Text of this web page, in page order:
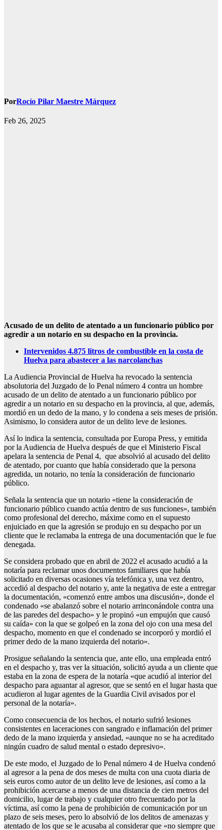
PorRocío Pilar Maestre Márquez
Feb 26, 2025
Acusado de un delito de atentado a un funcionario público por
agredir a un notario en su despacho en la provincia.
Intervenidos 4.875 litros de combustible en la costa de
Huelva para abastecer a las narcolanchas
La Audiencia Provincial de Huelva ha revocado la sentencia
absolutoria del Juzgado de lo Penal número 4 contra un hombre
acusado de un delito de atentado a un funcionario público por
agredir a un notario en su despacho en la provincia, al que, además,
mordió en un dedo de la mano, y lo condena a seis meses de prisión.
Asimismo, lo considera autor de un delito leve de lesiones.
Así lo indica la sentencia, consultada por Europa Press, y emitida
por la Audiencia de Huelva después de que el Ministerio Fiscal
apelara la sentencia de Penal 4, que absolvió al acusado del delito
de atentado, por cuanto que había considerado que la persona
agredida, un notario, no tenía la consideración de funcionario
público.
Señala la sentencia que un notario «tiene la consideración de
funcionario público cuando actúa dentro de sus funciones», también
como profesional del derecho, máxime como en el supuesto
enjuiciado en que la agresión se produjo en su despacho por un
cliente que le reclamaba la entrega de una documentación que le fue
denegada.
Se considera probado que en abril de 2022 el acusado acudió a la
notaría para reclamar unos documentos familiares que había
solicitado en diversas ocasiones vía telefónica y, una vez dentro,
accedió al despacho del notario y, ante la negativa de este a entregar
la documentación, «comenzó entre ambos una discusión», donde el
condenado «se abalanzó sobre el notario arrinconándole contra una
de las paredes del despacho» y le propinó «un empujón que causó
su caída» con la que se golpeó en la zona del ojo con una mesa del
despacho, momento en que el condenado se incorporó y mordió el
primer dedo de la mano izquierda del notario».
Prosigue señalando la sentencia que, ante ello, una empleada entró
en el despacho y, tras ver la situación, solicitó ayuda a un cliente que
estaba en la zona de espera de la notaría «que acudió al interior del
despacho para aguantar al agresor, que se sentó en el lugar hasta que
acudieron al lugar agentes de la Guardia Civil avisados por el
personal de la notaría».
Como consecuencia de los hechos, el notario sufrió lesiones
consistentes en laceraciones con sangrado e inflamación del primer
dedo de la mano izquierda y ansiedad, «aunque no se ha acreditado
ningún cuadro de salud mental o estado depresivo».
De este modo, el Juzgado de lo Penal número 4 de Huelva condenó
al agresor a la pena de dos meses de multa con una cuota diaria de
seis euros como autor de un delito leve de lesiones, así como a la
prohibición acercarse a menos de una distancia de cien metros del
domicilio, lugar de trabajo y cualquier otro frecuentado por la
víctima, así como la pena de prohibición de comunicación por un
plazo de seis meses, pero lo absolvió de los delitos de amenazas y
atentado de los que se le acusaba al considerar que «no siempre que